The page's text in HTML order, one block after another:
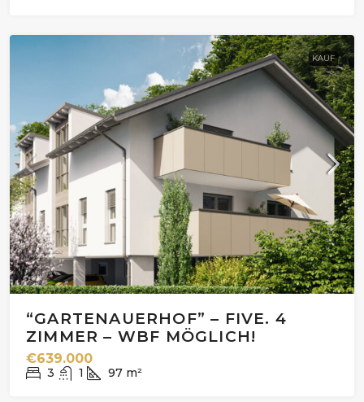
KAUF
“GARTENAUERHOF” – FIVE. 4
ZIMMER – WBF MÖGLICH!
€639.000
3 1 97 m²